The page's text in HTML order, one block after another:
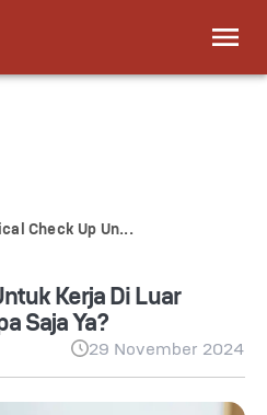
Check Up Un...
Kerja Di Luar
Saja Ya?
29 November 2024